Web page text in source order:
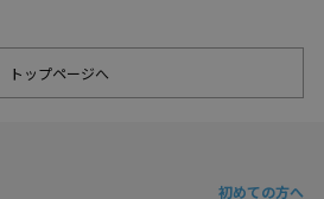
トップページへ
初めての方へ